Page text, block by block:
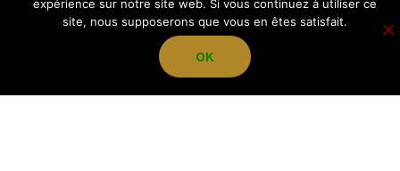
CRÉER UNE ANNONCE
contact@pegazevisions.fr
expérience sur notre site web. Si vous continuez à utiliser ce
site, nous supposerons que vous en êtes satisfait.
OK